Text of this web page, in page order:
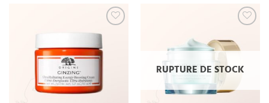
wishlist wishlist
RUPTURE DE STOCK